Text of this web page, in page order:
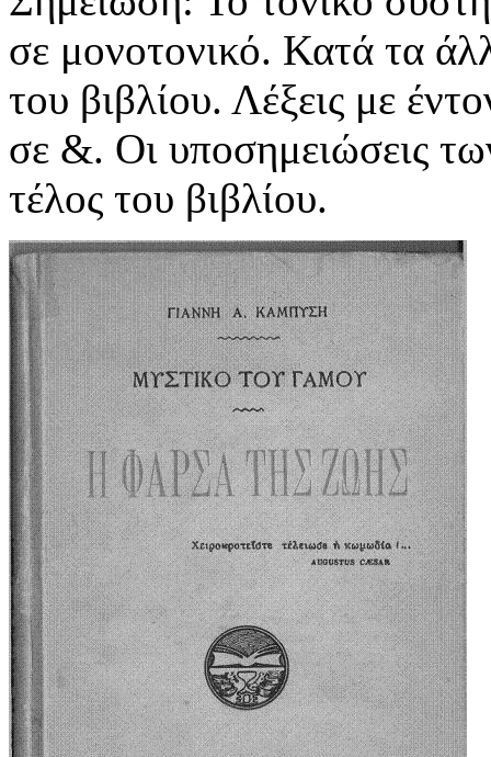
σε μονοτονικό. Κατά τα
του βιβλίου. Λέξεις με
σε &. Οι υποσημειώσεις
τέλος του βιβλίου.